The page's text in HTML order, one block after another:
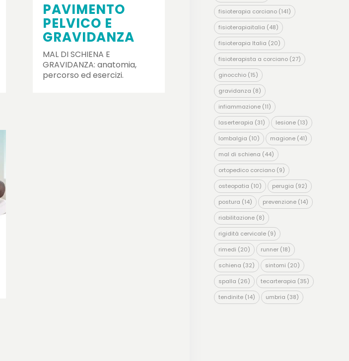
PAVIMENTO
PELVICO E
GRAVIDANZA
MAL DI SCHIENA E
GRAVIDANZA: anatomia,
percorso ed esercizi.
fisioterapia corciano(141)
fisioterapiaitalia (48)
fisioterapia Italia (20)
fisioterapista a corciano(27)
ginocchio(15)
gravidanza (8)
infiammazione(11)
laserterapia (31) lesione(13)
lombalgia (10) magione(41)
mal di schiena (44)
ortopedico corciano(9)
osteopatia (10) perugia (92)
postura (14) prevenzione(14)
riabilitazione(8)
rigidità cervicale(9)
rimedi (20) runner(18)
schiena (32) sintomi (20)
spalla (26) tecarterapia (35)
tendinite(14) umbria (38)